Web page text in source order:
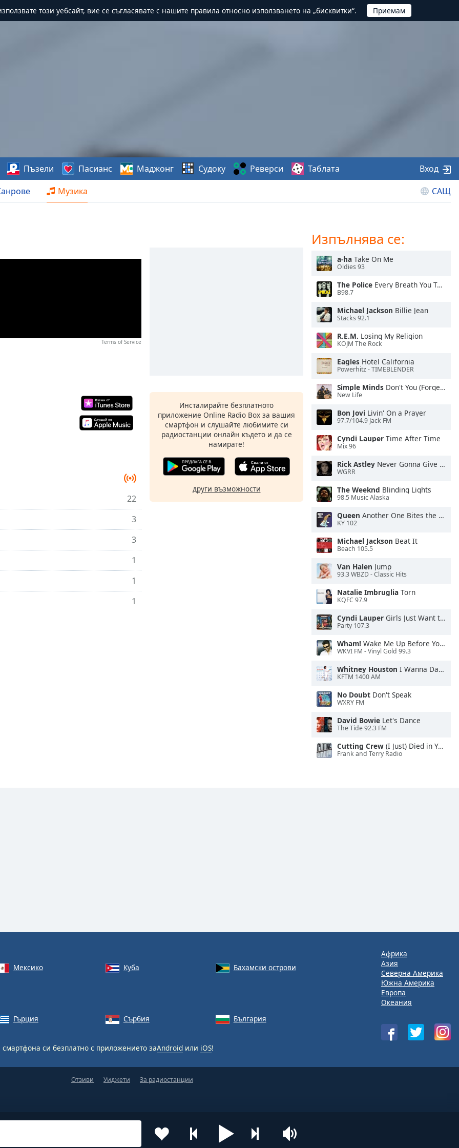
този уебсайт, вие се съгласявате с нашите правила относно използването на „бисквитки“.
Музика САЩ
Пъзели Пасианс Маджонг Судоку Реверси Таблата Вход
Terms of Service
22
3
3
1
1
1
Инсталирайте безплатното
приложение Online Radio Box за вашия
смартфон и слушайте любимите си
радиостанции онлайн където и да се
намирате!
други възможности
Изпълнява се:
a-ha Take On Me
Oldies 93
The Police Every Breath You Take
B98.7
Michael Jackson Billie Jean
Stacks 92.1
R.E.M. Losing My Religion
KOJM The Rock
Eagles Hotel California
Powerhitz - TIMEBLENDER
Simple Minds Don't You (Forget About Me)
New Life
Bon Jovi Livin' On a Prayer
97.7/104.9 Jack FM
Cyndi Lauper Time After Time
Mix 96
Rick Astley Never Gonna Give You Up
WGRR
The Weeknd Blinding Lights
98.5 Music Alaska
Queen Another One Bites the Dust
KY 102
Michael Jackson Beat It
Beach 105.5
Van Halen Jump
93.3 WBZD - Classic Hits
Natalie Imbruglia Torn
KQFC 97.9
Cyndi Lauper Girls Just Want to Have Fun
Party 107.3
Wham! Wake Me Up Before You Go-Go
WKVI FM - Vinyl Gold 99.3
Whitney Houston I Wanna Dance With Somebody
KFTM 1400 AM
No Doubt Don't Speak
WXRY FM
David Bowie Let's Dance
The Tide 92.3 FM
Cutting Crew (I Just) Died in Your Arms
Frank and Terry Radio
Мексико Куба
Бахамски острови
Гърция Сърбия България
смартфона си безплатно с приложението заAndroid или iOS!
Африка
Азия
Северна Америка
Южна Америка
Европа
Океания
Отзиви Уиджети За радиостанции